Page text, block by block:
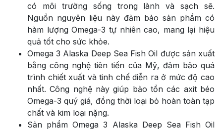
có môi trường sống trong lành và sạch sẽ.
Nguồn nguyên liệu này đảm bảo sản phẩm có
hàm lượng Omega-3 tự nhiên cao, mang lại hiệu
quả tốt cho sức khỏe.
Omega 3 Alaska Deep Sea Fish Oil được sản xuất
bằng công nghệ tiên tiến của Mỹ, đảm bảo quá
trình chiết xuất và tinh chế diễn ra ở mức độ cao
nhất. Công nghệ này giúp bảo tồn các axit béo
Omega-3 quý giá, đồng thời loại bỏ hoàn toàn tạp
chất và kim loại nặng.
Sản phẩm Omega 3 Alaska Deep Sea Fish Oil